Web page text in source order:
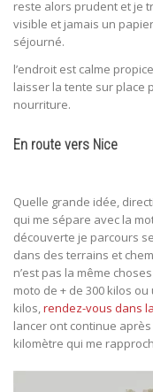
reste alors prudent et je
visible et jamais un
séjourné.
l’endroit est calme
laisser la tente sur place
nourriture.
En route vers Nice
Quelle grande idée,
qui me sépare avec la
découverte je parcours
dans des terrains et
n’est pas la même
moto de + de 300 kilos
kilos,rendez-vous dans
lancer ont continue
kilomètre qui me